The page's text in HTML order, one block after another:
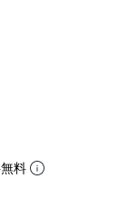
料